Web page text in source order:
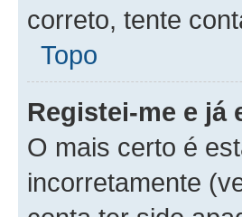
correto, tente
Topo
Registei-me e já
O mais certo é
incorretamente